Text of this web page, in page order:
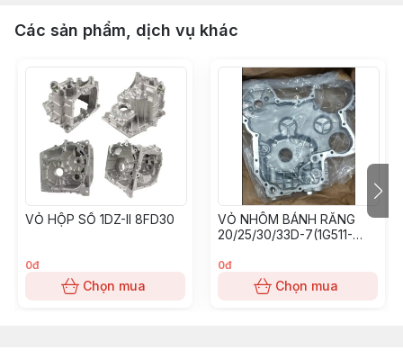
Các sản phẩm, dịch vụ khác
VỎ HỘP SỐ 1DZ-II 8FD30
0đ
Chọn mua
VỎ NHÔM BÁNH RĂNG
20/25/30/33D-7(1G511-
0đ
Chọn mua